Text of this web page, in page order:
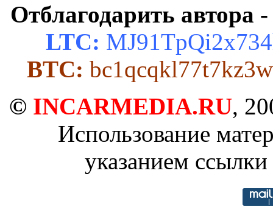
Отблагодарить автора -
LTC:
BTC:
© INCARMEDIA.RU,
Использование
указанием